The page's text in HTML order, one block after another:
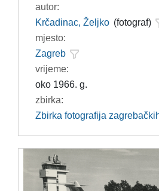
autor:
Krčadinac, Željko (fotograf)
mjesto:
Zagreb
vrijeme:
oko 1966. g.
zbirka:
Zbirka fotografija